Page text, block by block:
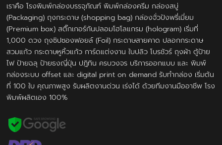
เราคือ โรงพิมพ์กล่องบรรจุภัณฑ์ พิมพ์กล่องครีม กล่องสบู่
(Packaging) ถุงกระดาษ (shopping bag) กล่องจั่วปังพรี่เมี่ยม
(Premium box) สติ๊กเกอร์กันปลอมโฮโลแกรม (hologram) เริ่มที่
1,000 ดวง ถุงซิปซองฟอยล์ (Foil) กระดาษสายคาด ปลอกกระดาษ
สวมแก้ว กระดาษหูหิ้วแก้ว การ์ดแต่งงาน ใบปลิว โบรชัวร์ ถุงผ้า ตู้ป้าย
ไฟ ป้ายฉลุ ป้ายธงญี่ปุ่น ปฎิทิน ครบวงจร บริการออกแบบ และ พิมพ์
กล่องระบบ offset และ digital print on demand รับทำกล่อง เริ่มต้น
ที่ 100 ใบ คุณภาพสูง รับผลิตงานด่วน เร่งได้ ด้วยทีมงานมืออาชีพ โรง
พิมพ์ผลิตเอง 100%